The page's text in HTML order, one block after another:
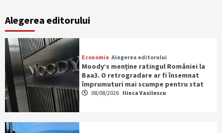
Alegerea editorului
Economie Alegerea editorului
Moody’s menține ratingul României la
Baa3. O retrogradare ar fi însemnat
împrumuturi mai scumpe pentru stat
08/08/2026 Ilinca Vasilescu